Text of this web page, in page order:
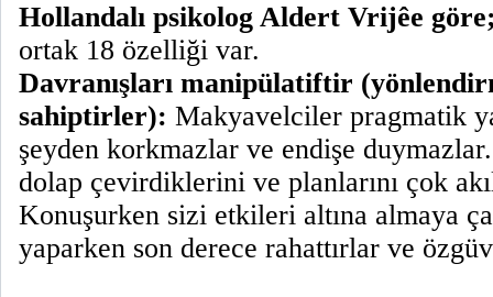
Hollandalı psikolog Aldert Vrijêe
ortak 18 özelliği var.
Davranışları manipülatiftir
sahiptirler): Makyavelciler pragmatik
şeyden korkmazlar ve endişe
dolap çevirdiklerini ve planlarını çok
Konuşurken sizi etkileri altına almaya
yaparken son derece rahattırlar ve